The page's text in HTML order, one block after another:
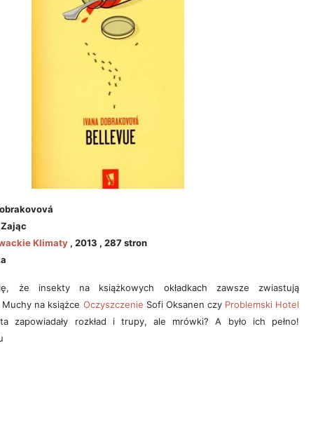
Zając
Klimaty , 2013 , 287 stron
że insekty na książkowych okładkach zawsze zwiastują
na książce Oczyszczenie Sofi Oksanen czy Problemski Hotel
zapowiadały rozkład i trupy, ale mrówki? A było ich pełno!